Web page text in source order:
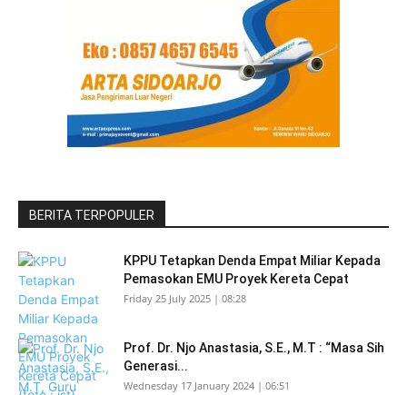
BERITA TERPOPULER
KPPU Tetapkan Denda Empat Miliar Kepada
Pemasokan EMU Proyek Kereta Cepat
Friday 25 July 2025 | 08:28
Prof. Dr. Njo Anastasia, S.E., M.T : “Masa Sih
Generasi...
Wednesday 17 January 2024 | 06:51